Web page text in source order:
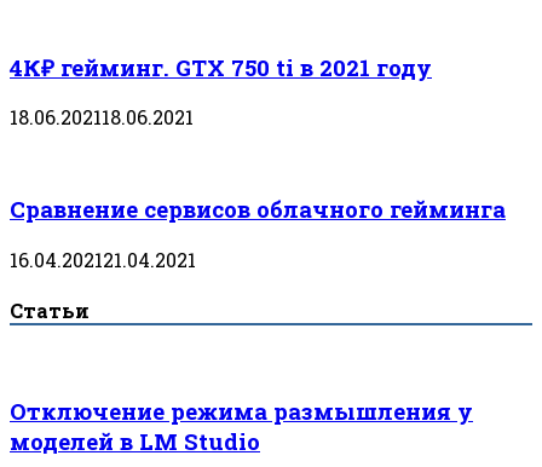
4К₽ гейминг. GTX 750 ti в 2021 году
18.06.202118.06.2021
Сравнение сервисов облачного гейминга
16.04.202121.04.2021
Статьи
Отключение режима размышления у
моделей в LM Studio